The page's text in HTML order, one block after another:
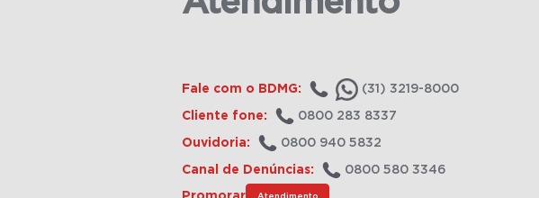
Fale com o BDMG: (31) 3219-8000
Cliente fone: 0800 283 8337
Ouvidoria: 0800 940 5832
Canal de Denúncias: 0800 580 3346
Atendimento